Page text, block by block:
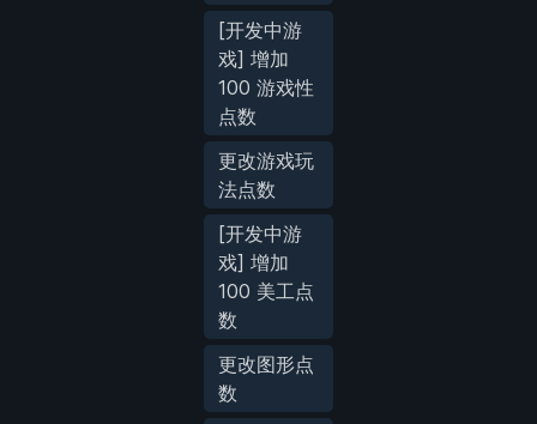
[开发中游
戏] 增加
100 游戏性
点数
更改游戏玩
法点数
[开发中游
戏] 增加
100 美工点
数
更改图形点
数